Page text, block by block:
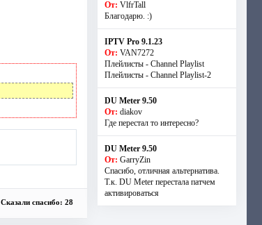
Сказали спасибо: 28
От: VlfrTall
Благодарю. :)
IPTV Pro 9.1.23
От: VAN7272
Плейлисты - Channel Playlist
Плейлисты - Channel Playlist-2
DU Meter 9.50
От: diakov
Где перестал то интересно?
DU Meter 9.50
От: GarryZin
Спасибо, отличная альтернатива.
Т.к. DU Meter перестала патчем
активироваться